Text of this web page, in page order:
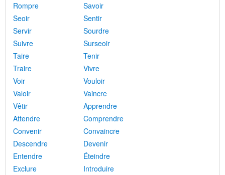
Rompre
Savoir
Seoir
Sentir
Servir
Sourdre
Suivre
Surseoir
Taire
Tenir
Traire
Vivre
Voir
Vouloir
Valoir
Vaincre
Vêtir
Apprendre
Attendre
Comprendre
Convenir
Convaincre
Descendre
Devenir
Entendre
Éteindre
Exclure
Introduire